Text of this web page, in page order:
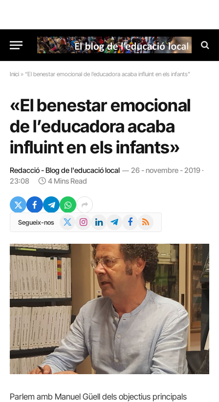
Inici » “El benestar emocional de l’educadora acaba influint en els infants”
«El benestar emocional
de l’educadora acaba
influint en els infants»
Redacció - Blog de l'educació local
26 - novembre - 2019 ·
23:08
4 Mins Read
Segueix-nos InstagramLinkedInTelegramFacebook
RSS
Parlem amb Manuel Güell dels objectius principals